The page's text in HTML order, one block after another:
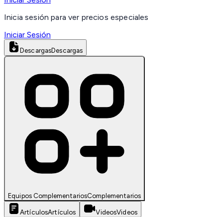
Inicia sesión para ver precios especiales
Iniciar Sesión
DescargasDescargas
Equipos ComplementariosComplementarios
ArtículosArtículos VideosVideos